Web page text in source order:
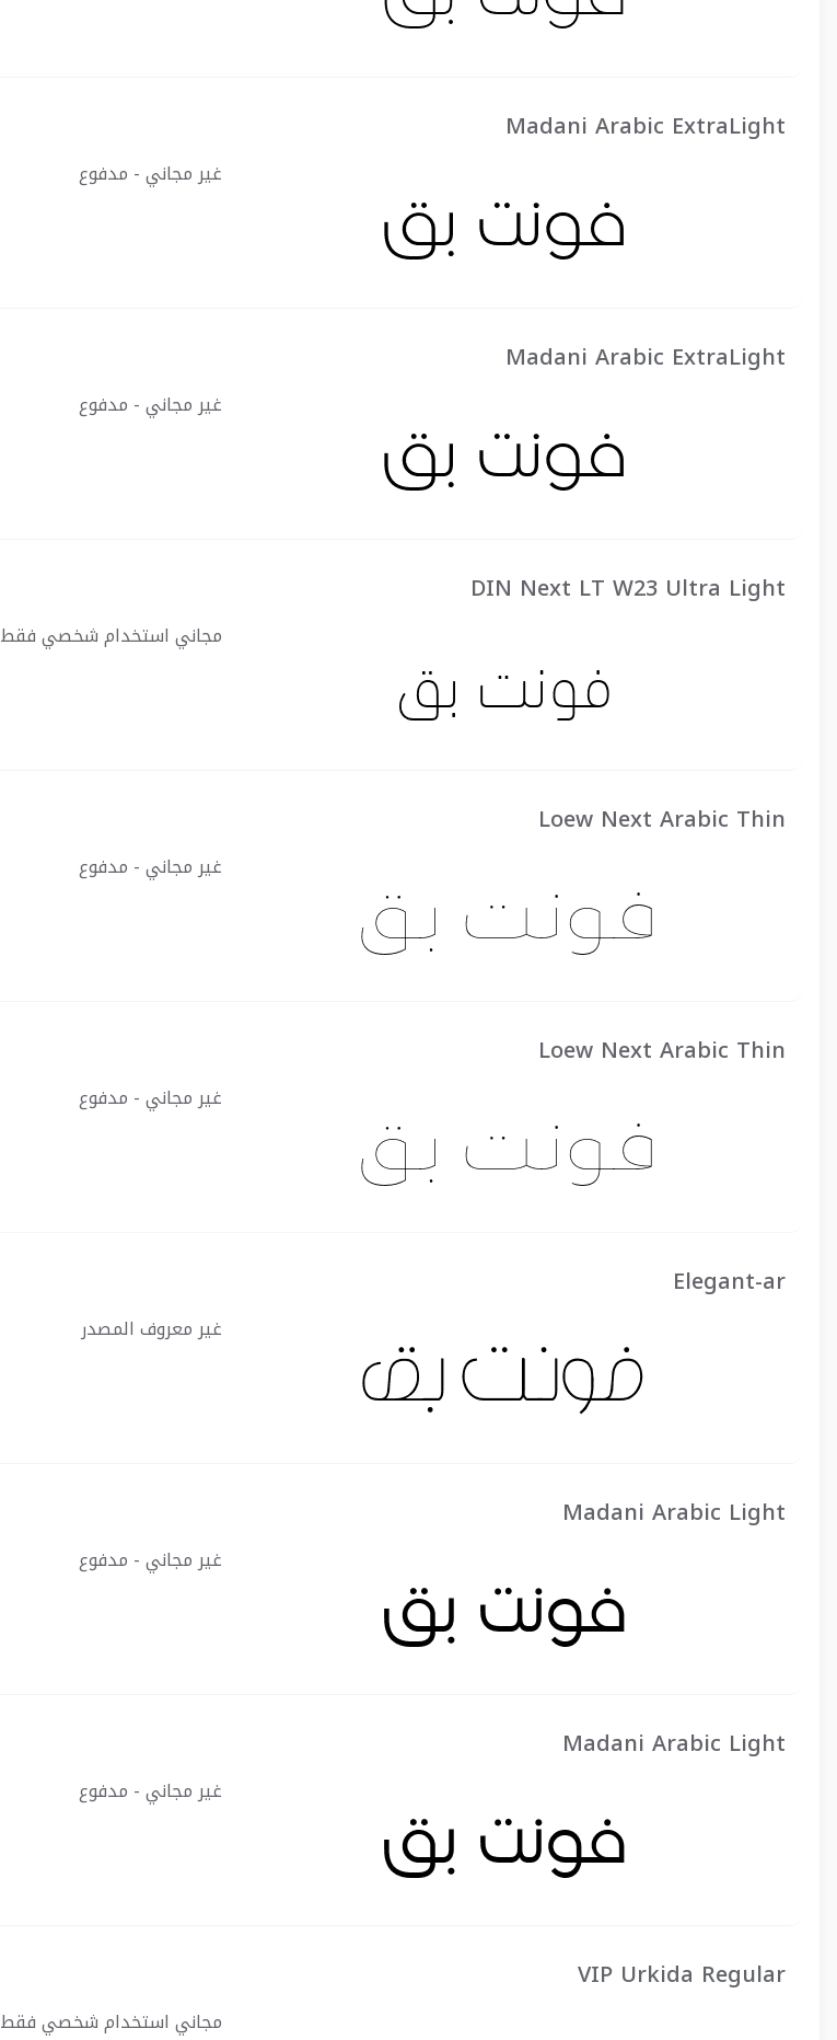
Madani Arabic ExtraLight
غير مجاني - مدفوع
Madani Arabic ExtraLight
غير مجاني - مدفوع
DIN Next LT W23 Ultra Light
مجاني استخدام شخصي فقط
Loew Next Arabic Thin
غير مجاني - مدفوع
Loew Next Arabic Thin
غير مجاني - مدفوع
Elegant-ar
غير معروف المصدر
Madani Arabic Light
غير مجاني - مدفوع
Madani Arabic Light
غير مجاني - مدفوع
VIP Urkida Regular
مجاني استخدام شخصي فقط